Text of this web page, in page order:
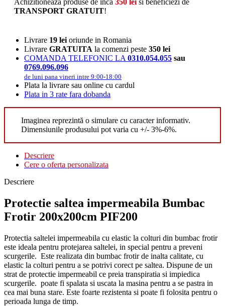
TRANSPORT GRATUIT!
Livrare 19 lei oriunde in Romania
Livrare GRATUITA la comenzi peste 350 lei
COMANDA TELEFONIC LA 0310.054.055 sau
0769.096.096
de luni pana vineri intre 9:00-18:00
Plata la livrare sau online cu cardul
Plata in 3 rate fara dobanda
Imaginea reprezintă o simulare cu caracter informativ.
Dimensiunile produsului pot varia cu +/- 3%-6%.
Descriere
Cere o oferta personalizata
Descriere
Protectie saltea impermeabila Bumbac
Frotir 200x200cm PIF200
Protectia saltelei impermeabila cu elastic la colturi din bumbac frotir
este ideala pentru protejarea saltelei, in special pentru a preveni
scurgerile. Este realizata din bumbac frotirde inalta calitate, cu
elastic la colturi pentru a se potrivi corect pe saltea. Dispune de un
strat de protectie impermeabil ce preia transpiratia si impiedica
scurgerile. poate fi spalata si uscata la masina pentru a se pastra in
cea mai buna stare. Este foarte rezistenta si poate fi folosita pentru o
perioada lunga de timp.